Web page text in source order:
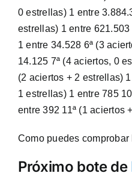
0 estrellas) 1 entre
estrellas) 1 entre
1 entre 34.528 6ª (3
14.125 7ª (4 aciertos, 0
(2 aciertos + 2 estrellas)
1 estrellas) 1 entre 785
entre 392 11ª (1 aciertos
Como puedes
Próximo bote de